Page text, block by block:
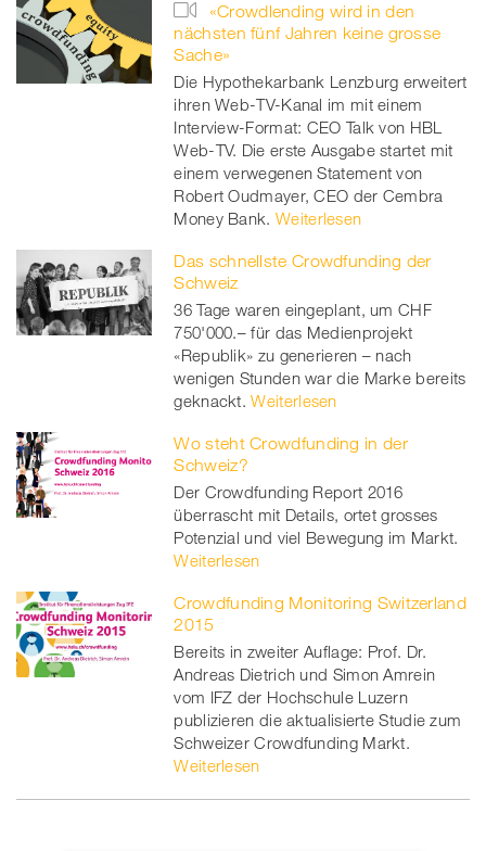
«Crowdlending wird in den
nächsten fünf Jahren keine grosse
Sache»
Die Hypothekarbank Lenzburg erweitert
ihren Web-TV-Kanal im mit einem
Interview-Format: CEO Talk von HBL
Web-TV. Die erste Ausgabe startet mit
einem verwegenen Statement von
Robert Oudmayer, CEO der Cembra
Money Bank. Weiterlesen
Das schnellste Crowdfunding der
Schweiz
36 Tage waren eingeplant, um CHF
750'000.– für das Medienprojekt
«Republik» zu generieren – nach
wenigen Stunden war die Marke bereits
geknackt. Weiterlesen
Wo steht Crowdfunding in der
Schweiz?
Der Crowdfunding Report 2016
überrascht mit Details, ortet grosses
Potenzial und viel Bewegung im Markt.
Weiterlesen
Crowdfunding Monitoring Switzerland
2015
Bereits in zweiter Auflage: Prof. Dr.
Andreas Dietrich und Simon Amrein
vom IFZ der Hochschule Luzern
publizieren die aktualisierte Studie zum
Schweizer Crowdfunding Markt.
Weiterlesen